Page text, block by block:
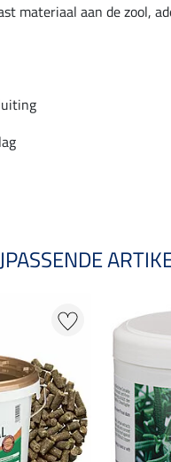
materiaal aan de zool,